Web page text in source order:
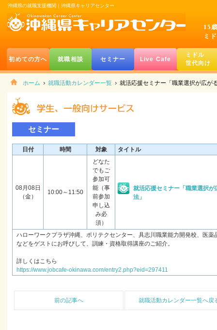
沖縄県の就職支援機関｜沖縄県キャリアセンター
15
ミ
初めての方へ 就職相談 セミナー Live Cafe
ミドル
世代向け
ホーム 就職活動カレンダー一覧 就活応援セミナー「職業選択が広が
セミナー
日付 時間 対象 タイトル
08月08日
（金）
10:00～11:50
どなた
でもご
参加可
能（事
前参加
申し込
み必
須）
就活応援セミナー「職業選択
法」
ハローワークプラザ沖縄、ポリテクセンター、具志川職業能力開発校、医
などをゲストにお呼びして、訓練・資格取得講座のご紹介。
詳しくはこちら
https://www.jobcafe-okinawa.com/entry2.php?eid=297411
前の記事へ 就職活動カレンダー一覧へ戻